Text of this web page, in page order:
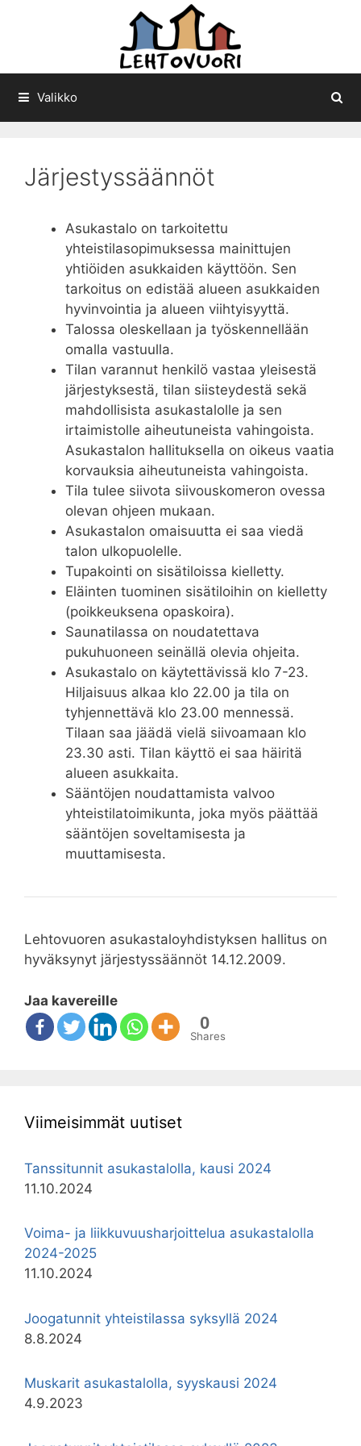
Valikko
Järjestyssäännöt
Asukastalo on tarkoitettu
yhteistilasopimuksessa mainittujen
yhtiöiden asukkaiden käyttöön. Sen
tarkoitus on edistää alueen asukkaiden
hyvinvointia ja alueen viihtyisyyttä.
Talossa oleskellaan ja työskennellään
omalla vastuulla.
Tilan varannut henkilö vastaa yleisestä
järjestyksestä, tilan siisteydestä sekä
mahdollisista asukastalolle ja sen
irtaimistolle aiheutuneista vahingoista.
Asukastalon hallituksella on oikeus vaatia
korvauksia aiheutuneista vahingoista.
Tila tulee siivota siivouskomeron ovessa
olevan ohjeen mukaan.
Asukastalon omaisuutta ei saa viedä
talon ulkopuolelle.
Tupakointi on sisätiloissa kielletty.
Eläinten tuominen sisätiloihin on kielletty
(poikkeuksena opaskoira).
Saunatilassa on noudatettava
pukuhuoneen seinällä olevia ohjeita.
Asukastalo on käytettävissä klo 7-23.
Hiljaisuus alkaa klo 22.00 ja tila on
tyhjennettävä klo 23.00 mennessä.
Tilaan saa jäädä vielä siivoamaan klo
23.30 asti. Tilan käyttö ei saa häiritä
alueen asukkaita.
Sääntöjen noudattamista valvoo
yhteistilatoimikunta, joka myös päättää
sääntöjen soveltamisesta ja
muuttamisesta.
Lehtovuoren asukastaloyhdistyksen hallitus on
hyväksynyt järjestyssäännöt 14.12.2009.
Jaa kavereille
0
Shares
Viimeisimmät uutiset
Tanssitunnit asukastalolla, kausi 2024
11.10.2024
Voima- ja liikkuvuusharjoittelua asukastalolla
2024-2025
11.10.2024
Joogatunnit yhteistilassa syksyllä 2024
8.8.2024
Muskarit asukastalolla, syyskausi 2024
4.9.2023